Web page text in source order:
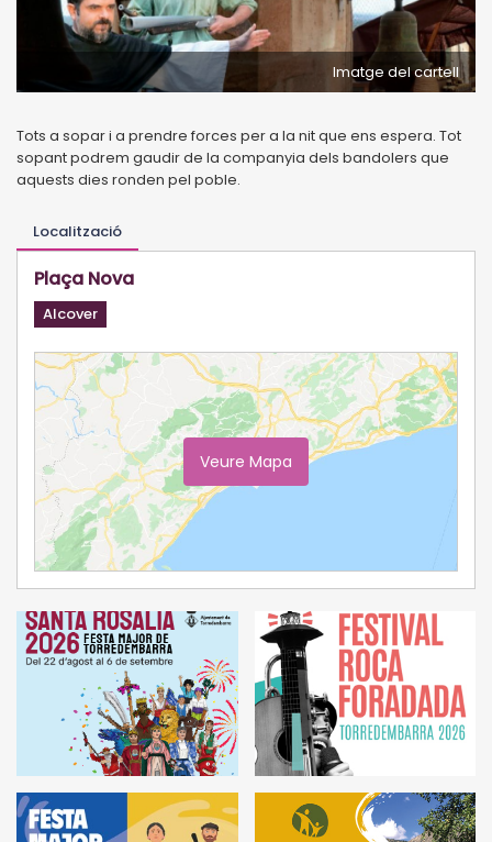
Imatge del cartell
Tots a sopar i a prendre forces per a la nit que ens espera. Tot
sopant podrem gaudir de la companyia dels bandolers que
aquests dies ronden pel poble.
Localització
Plaça Nova
Alcover
Veure Mapa